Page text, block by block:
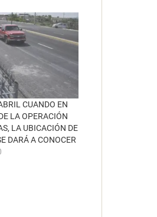
CUANDO EN
LA OPERACIÓN
LA UBICACIÓN DE
DARÁ A CONOCER